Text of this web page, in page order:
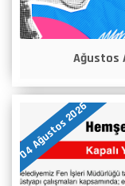
Ağustos
04 Ağustos 2026